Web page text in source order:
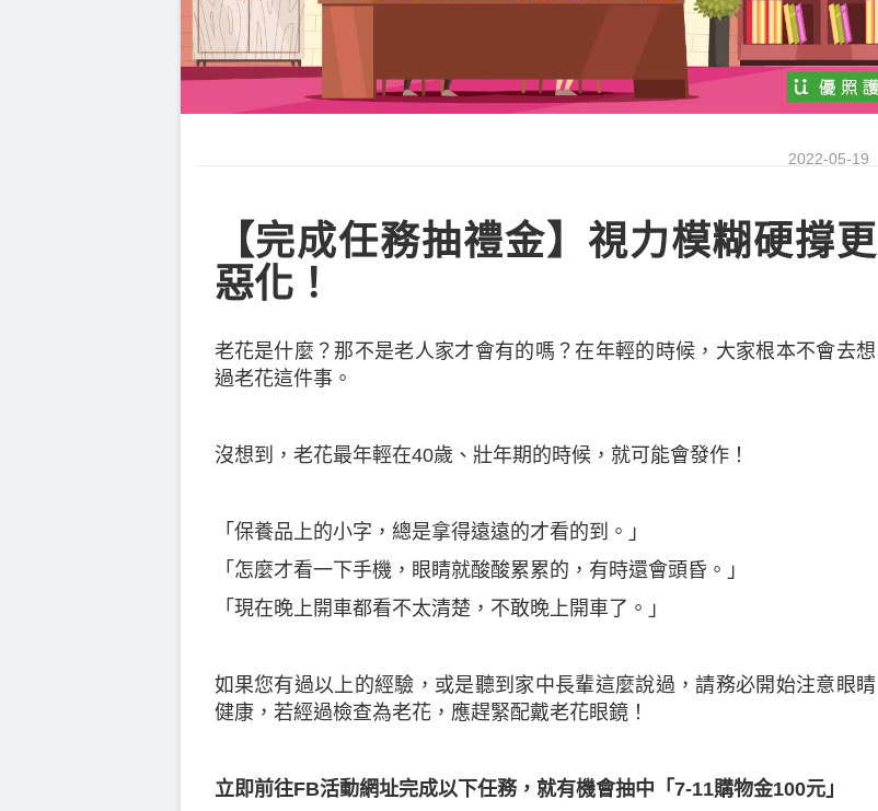
2022-05-19
【完成任務抽禮金】視力模糊硬撐更
惡化！
老花是什麼？那不是老人家才會有的嗎？在年輕的時候，大家根本不會去想
過老花這件事。
沒想到，老花最年輕在40歲、壯年期的時候，就可能會發作！
「保養品上的小字，總是拿得遠遠的才看的到。」
「怎麼才看一下手機，眼睛就酸酸累累的，有時還會頭昏。」
「現在晚上開車都看不太清楚，不敢晚上開車了。」
如果您有過以上的經驗，或是聽到家中長輩這麼說過，請務必開始注意眼睛
健康，若經過檢查為老花，應趕緊配戴老花眼鏡！
立即前往FB活動網址完成以下任務，就有機會抽中「7-11購物金100元」